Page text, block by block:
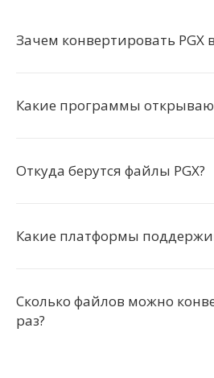
Зачем конвертировать PGX
Какие программы
Откуда берутся файлы PGX?
Какие платформы
Сколько файлов можно
раз?